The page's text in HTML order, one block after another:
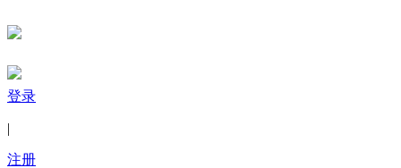
登录
|
注册